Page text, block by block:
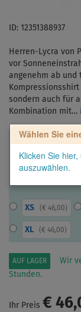
ID: 12351388937
Herren-Lycra von
vor
angenehm ab und
sondern auch für
Kombination mit…
Wählen Sie
Klicken Sie
auszuwählen.
XS ( € 46,00)
XL ( € 46,00)
AUF LAGER
Wir
Stunden.
Ihr Preis €